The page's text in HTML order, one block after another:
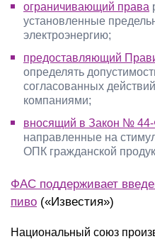
ограничивающий права
установленные
электроэнергию;
предоставляющий
определять
согласованных
компаниями;
вносящий в Закон №
направленные на
ОПК гражданской
ФАС поддерживает
пиво («Известия»)
Национальный союз